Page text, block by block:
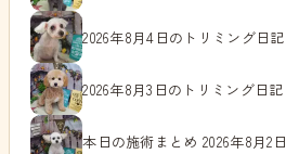
2026年8月4日のトリミング日記
2026年8月3日のトリミング日記
本日の施術まとめ 2026年8月2日